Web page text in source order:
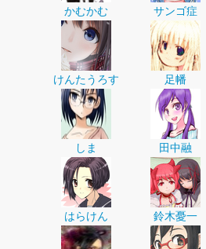
かむかむ サンゴ症
けんたうろす 足幡
しま 田中融
はらけん 鈴木憂一